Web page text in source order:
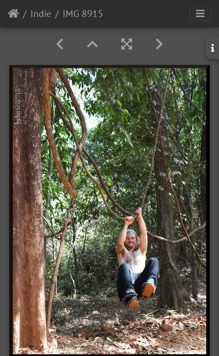
Indie IMG 8915